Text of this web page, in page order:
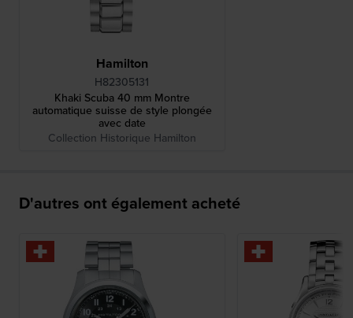
Hamilton
H82305131
Khaki Scuba 40 mm Montre
automatique suisse de style plongée
avec date
Collection Historique Hamilton
D'autres ont également acheté